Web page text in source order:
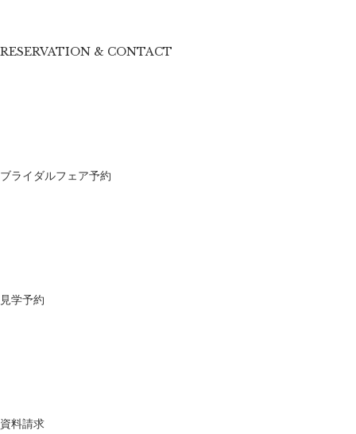
RESERVATION & CONTACT
ブライダルフェア予約
見学予約
資料請求